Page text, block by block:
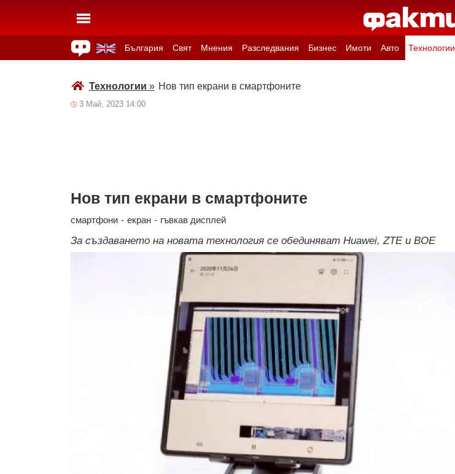
България Свят Мнения Разследвания Бизнес Имоти Авто Технологии
Технологии » Нов тип екрани в смартфоните
3 Май, 2023 14:00
Нов тип екрани в смартфоните
смартфони - екран - гъвкав дисплей
За създаването на новата технология се обединяват Huawei, ZTE и BOE